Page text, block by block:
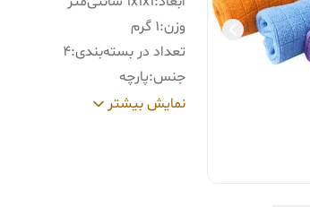
وزن:1 گرم
تعداد در بسته‌بندی:
4
جنس:پارچه
کاربرد :داخل کابین , بدنه , شیشهنمایش بیشتر